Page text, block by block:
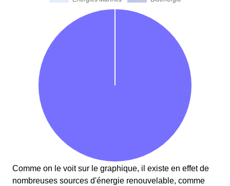
Comme on le voit sur le graphique, il existe en effet de
nombreuses sources d'énergie renouvelable, comme